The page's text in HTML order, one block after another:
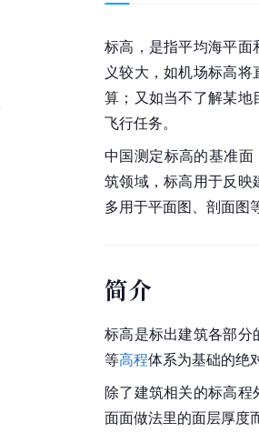
标高，是指平均海平面
义较大，如机场标高
算；又如当不了解某
飞行任务。
中国测定标高的基准面
筑领域，标高用于反映
多用于平面图、剖面图
简介
标高是标出建筑各部分
等高程体系为基础的绝
除了建筑相关的标高程
面面做法里的面层厚度